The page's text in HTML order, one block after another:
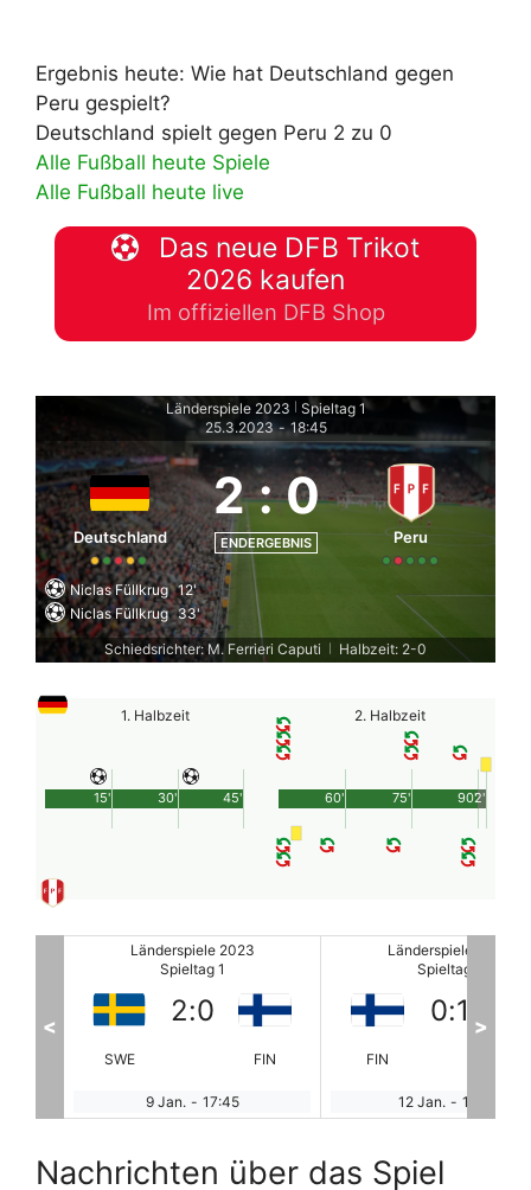
Ergebnis heute: Wie hat Deutschland gegen
Peru gespielt?
Deutschland spielt gegen Peru 2 zu 0
Alle Fußball heute Spiele
Alle Fußball heute live
Das neue DFB Trikot
2026 kaufen
Im offiziellen DFB Shop
Länderspiele 2023
Spieltag 1
25.3.2023 - 18:45
Deutschland
2 :0
ENDERGEBNIS Peru
Niclas Füllkrug 12'
Niclas Füllkrug 33'
Schiedsrichter: M. Ferrieri Caputi
Halbzeit: 2-0
1. Halbzeit
45'
15' 30'
2. Halbzeit
90'
60' 75' 2'
Länderspiele 2023
Spieltag 1
FIN
0:1
EST
12 Jan. - 15:00
Länderspiele 2023
Spieltag 1
SWE
2:1
12 Jan. - 17:00
< >
Nachrichten über das Spiel